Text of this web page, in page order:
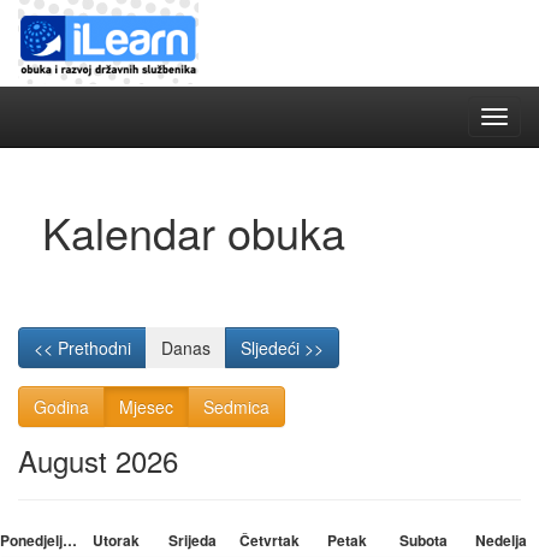
Toggle
Kalendar obuka
<< Prethodni Danas Sljedeći >>
Godina Mjesec Sedmica
August 2026
Ponedjeljak Utorak Srijeda Četvrtak Petak Subota Nedelja